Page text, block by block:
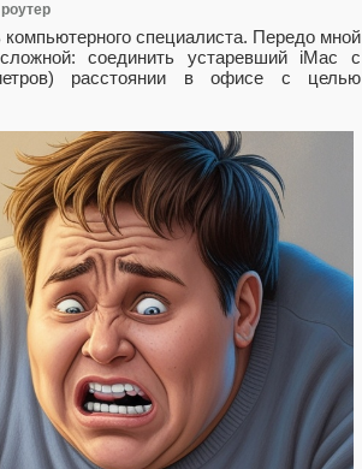
роутер
специалиста. Передо мной
соединить устаревший iMac с
расстоянии в офисе с целью